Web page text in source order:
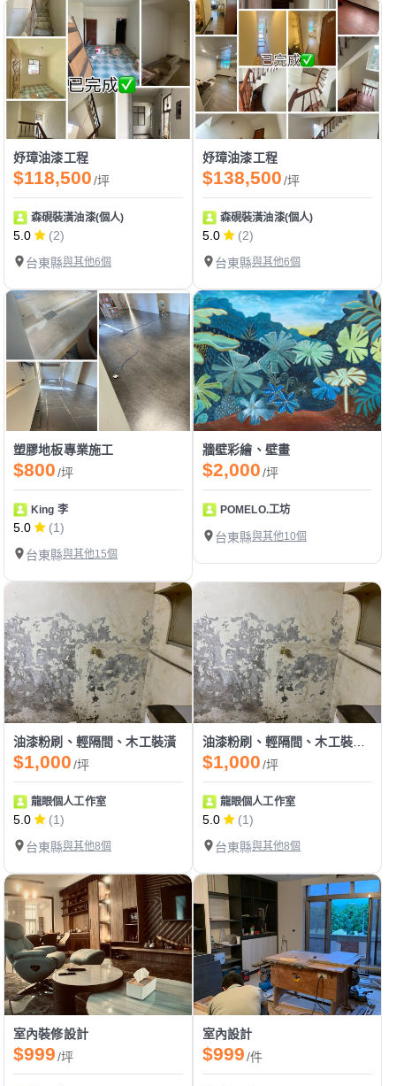
妤璋油漆工程
$118,500/坪
森硯裝潢油漆(個人)
5.0
(2)
台東縣與其他6個
妤璋油漆工程
$138,500/坪
森硯裝潢油漆(個人)
5.0
(2)
台東縣與其他6個
塑膠地板專業施工
$800/坪
King 李
5.0
(1)
台東縣與其他15個
牆壁彩繪、壁畫
$2,000/坪
POMELO.工坊
台東縣與其他10個
油漆粉刷、輕隔間、木工裝潢
$1,000/坪
龍眼個人工作室
5.0
(1)
台東縣與其他8個
油漆粉刷、輕隔間、木工裝潢、老屋翻新
$1,000/坪
龍眼個人工作室
5.0
(1)
台東縣與其他8個
室內裝修設計
$999/坪
室內設計
$999/件